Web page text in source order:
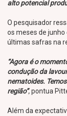
alto potencial
O pesquisador
os meses de
últimas safras na
“Agora é o
condução da
nematoides.
região”, pontua
Além da